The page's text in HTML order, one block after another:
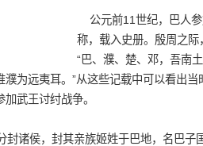
公元前11世纪，巴人参
称，载入史册。殷周之
“巴、濮、楚、邓，吾南
为远夷耳。”从这些记载中可以看出
武王讨纣战争。
诸侯，封其亲族姬姓于巴地，名巴子